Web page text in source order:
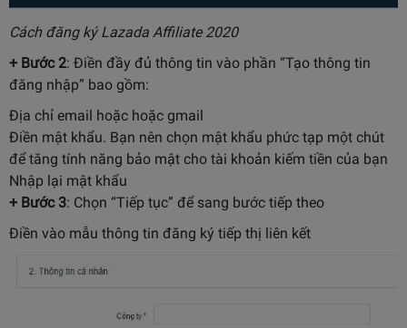
Cách đăng ký Lazada Affiliate 2020
+ Bước 2: Điền đầy đủ thông tin vào phần “Tạo thông tin
đăng nhập” bao gồm:
Địa chỉ email hoặc hoặc gmail
Điền mật khẩu. Bạn nên chọn mật khẩu phức tạp một chút
để tăng tính năng bảo mật cho tài khoản kiếm tiền của bạn
Nhập lại mật khẩu
+ Bước 3: Chọn “Tiếp tục” để sang bước tiếp theo
Điền vào mẫu thông tin đăng ký tiếp thị liên kết